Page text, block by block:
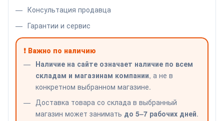
Консультация продавца
Гарантии и сервис
❗ Важно по наличию
Наличие на сайте означает наличие по всем
складам и магазинам компании, а не в
конкретном выбранном магазине.
Доставка товара со склада в выбранный
магазин может занимать до 5–7 рабочих дней.